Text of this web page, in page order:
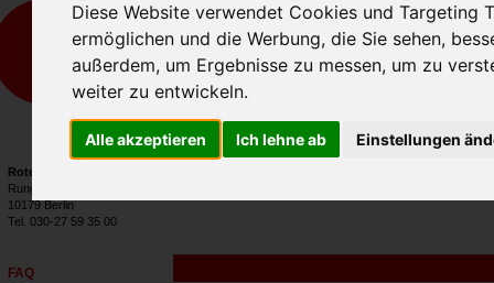
Diese Website verwendet Cookies und Targeting
ermöglichen und die Werbung, die Sie sehen,
außerdem, um Ergebnisse zu messen, um zu
weiter zu entwickeln.
Alle akzeptieren Ich lehne ab Einstellungen
Rotes Antiquariat
Rungestraße 20
10179 Berlin
Tel. 030-27 59 35 00
FAQ
,
EUR0,00
(inkl. der jeweils gültigen gesetzlichen Mwst)